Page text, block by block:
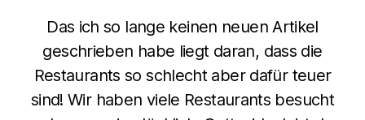
Das ich so lange keinen neuen Artikel
geschrieben habe liegt daran, dass die
Restaurants so schlecht aber dafür teuer
sind! Wir haben viele Restaurants besucht